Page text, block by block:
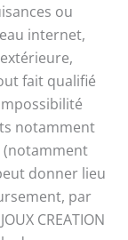
ou
internet,
fait qualifié
notamment
(notamment
donner lieu
par
CREATION